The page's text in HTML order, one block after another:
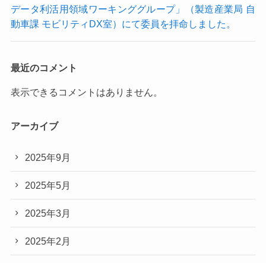
データ利活用領域ワーキンググループ」（製造産業局 自
動車課 モビリティDX室）にて委員を拝命しました。
最近のコメント
表示できるコメントはありません。
アーカイブ
2025年9月
2025年5月
2025年3月
2025年2月